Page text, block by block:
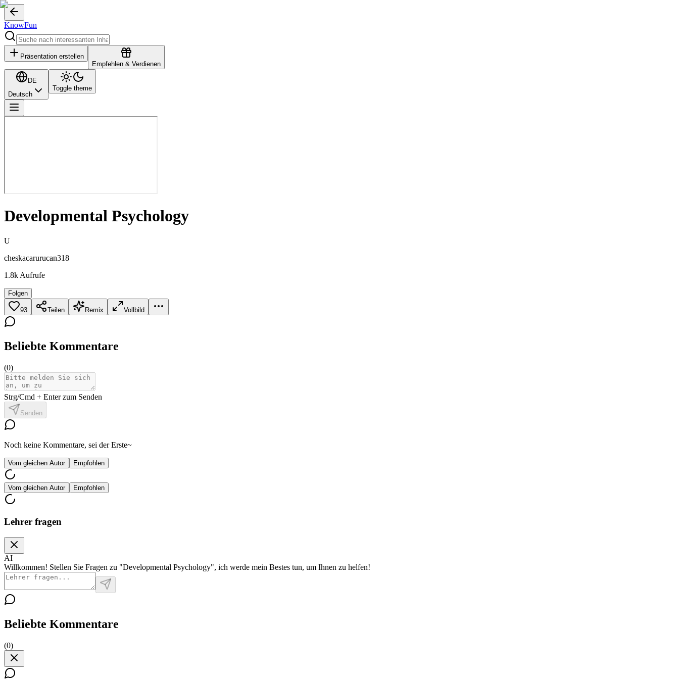
KnowFun
Präsentation erstellen
Empfehlen & Verdienen
DE
Deutsch
Toggle theme
Developmental Psychology
U
cheskacarurucan318
1.8k Aufrufe
Folgen
93 Teilen Remix Vollbild
Beliebte Kommentare
(0)
Strg/Cmd + Enter zum Senden
Senden
Noch keine Kommentare, sei der Erste~
Vom gleichen Autor Empfohlen
Vom gleichen Autor Empfohlen
Lehrer fragen
AI
Willkommen! Stellen Sie Fragen zu "Developmental Psychology", ich werde mein Bestes tun, um Ihnen zu helfen!
Beliebte Kommentare
(0)